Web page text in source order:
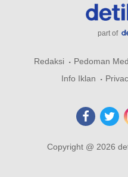
part of
Redaksi Pedoman
Info Iklan
Copyright @ 2026